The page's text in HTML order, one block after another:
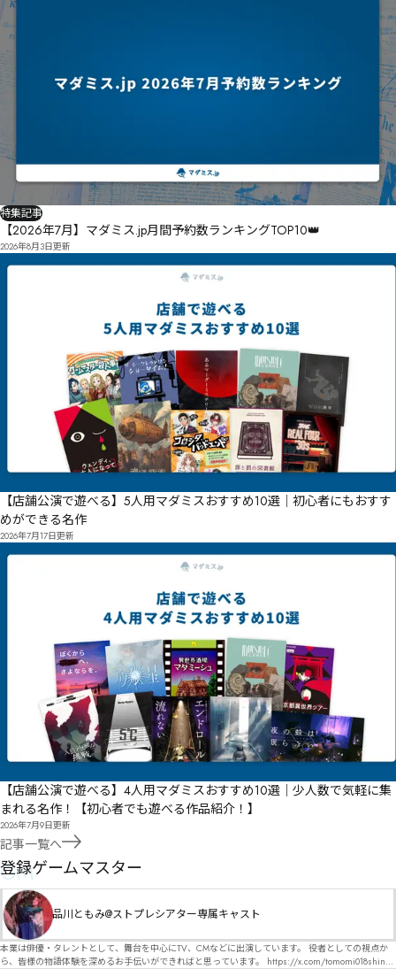
特集記事
【2026年7月】マダミス.jp月間予約数ランキングTOP10👑
2026年8月3日更新
【店舗公演で遊べる】5人用マダミスおすすめ10選｜初心者にもおすす
めができる名作
2026年7月17日更新
【店舗公演で遊べる】4人用マダミスおすすめ10選｜少人数で気軽に集
まれる名作！【初心者でも遊べる作品紹介！】
2026年7月9日更新
記事一覧へ
GM
登録ゲームマスター
品川ともみ@ストプレシアター専属キャスト
本業は俳優・タレントとして、舞台を中心にTV、CMなどに出演しています。 役者としての視点か
ら、皆様の物語体験を深めるお手伝いができればと思っています。 https://x.com/tomomi018shin?